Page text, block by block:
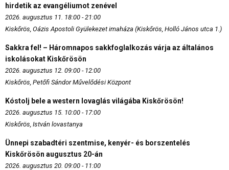
hirdetik az evangéliumot zenével
2026. augusztus 11. 18:00 - 21:00
Kiskőrös, Oázis Apostoli Gyülekezet imaháza (Kiskőrös, Holló János utca 1.)
Sakkra fel! – Háromnapos sakkfoglalkozás várja az általános
iskolásokat Kiskőrösön
2026. augusztus 12. 09:00 - 12:00
Kiskőrös, Petőfi Sándor Művelődési Központ
Kóstolj bele a western lovaglás világába Kiskőrösön!
2026. augusztus 15. 10:00 - 17:00
Kiskőrös, István lovastanya
Ünnepi szabadtéri szentmise, kenyér- és borszentelés
Kiskőrösön augusztus 20-án
2026. augusztus 20. 09:00 - 11:00